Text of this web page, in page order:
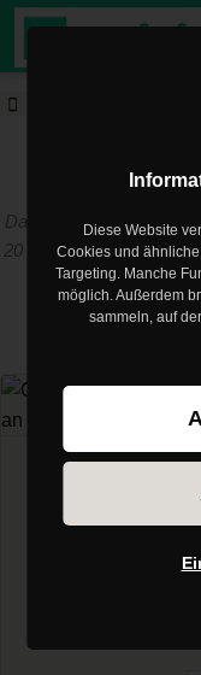
Das Training muss zum
20 Jahren als Trainer
Artikel
Optimiere
und
Diese Website
Cookies und
Targeting. Manche
möglich. Außerdem
sammeln, auf